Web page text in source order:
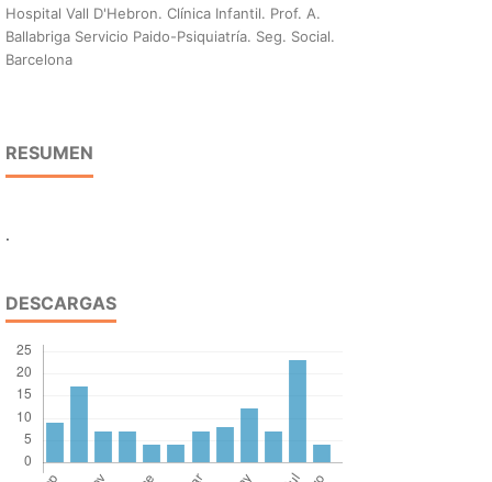
Hospital Vall D'Hebron. Clínica Infantil. Prof. A.
Ballabriga Servicio Paido-Psiquiatría. Seg. Social.
Barcelona
RESUMEN
.
DESCARGAS